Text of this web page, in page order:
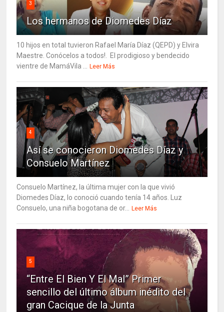
3
Los hermanos de Diomedes Díaz
10 hijos en total tuvieron Rafael María Díaz (QEPD) y Elvira
Maestre. Conócelos a todos!. El prodigioso y bendecido
vientre de MamáVila ... Leer Más
4
Así se conocieron Diomedes Díaz y
Consuelo Martínez
Consuelo Martínez, la última mujer con la que vivió
Diomedes Díaz, lo conoció cuando tenía 14 años. Luz
Consuelo, una niña bogotana de or... Leer Más
5
“Entre El Bien Y El Mal” Primer
sencillo del último álbum inédito del
gran Cacique de la Junta